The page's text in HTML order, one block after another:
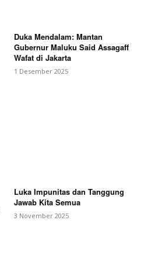
Duka Mendalam: Mantan
Gubernur Maluku Said Assagaff
Wafat di Jakarta
1 Desember 2025
Luka Impunitas dan Tanggung
Jawab Kita Semua
3 November 2025